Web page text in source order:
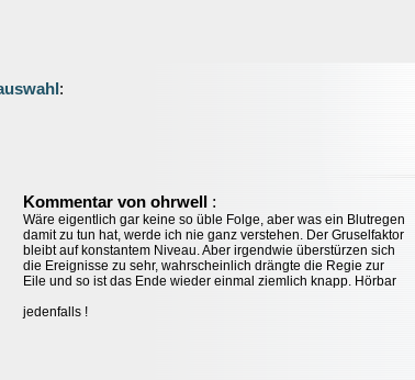
:
Kommentar von ohrwell :
Wäre eigentlich gar keine so üble Folge, aber was ein Blutregen
damit zu tun hat, werde ich nie ganz verstehen. Der Gruselfaktor
bleibt auf konstantem Niveau. Aber irgendwie überstürzen sich
die Ereignisse zu sehr, wahrscheinlich drängte die Regie zur
Eile und so ist das Ende wieder einmal ziemlich knapp. Hörbar
jedenfalls !